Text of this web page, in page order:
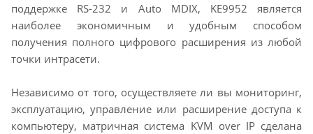
поддержке RS-232 и Auto MDIX, KE9952 является
наиболее экономичным и удобным способом
получения полного цифрового расширения из любой
точки интрасети.
Независимо от того, осуществляете ли вы мониторинг,
эксплуатацию, управление или расширение доступа к
компьютеру, матричная система KVM over IP сделана